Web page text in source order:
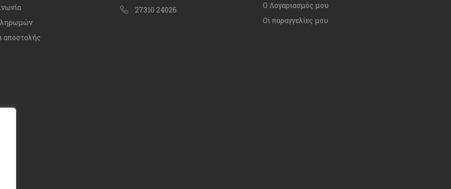
αποστολής
27310 24026
Ο Λογαριασμός μου
Οι παραγγελίες μου